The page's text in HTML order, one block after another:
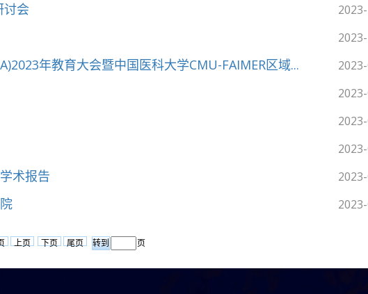
讨会
年教育大会暨中国医科大学CMU-FAIMER区域...
术报告
上页 下页 尾页 页